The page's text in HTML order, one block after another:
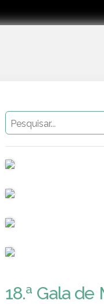
18.ª Gala de